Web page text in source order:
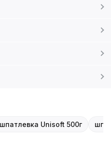
шпатлевка Unisoft 500г